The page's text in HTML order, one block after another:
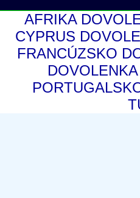
AFRIKA
CYPRUS
FRANCÚZSKO
DOVOLENKA